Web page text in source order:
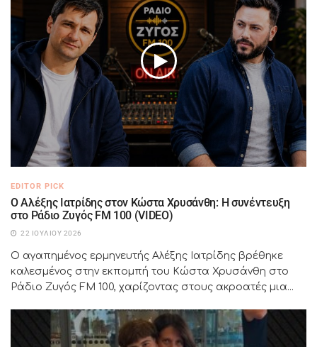
EDITOR PICK
Ο Αλέξης Ιατρίδης στον Κώστα Χρυσάνθη: Η συνέντευξη
στο Ράδιο Ζυγός FM 100 (VIDEO)
22 ΙΟΥΛΊΟΥ 2026
Ο αγαπημένος ερμηνευτής Αλέξης Ιατρίδης βρέθηκε
καλεσμένος στην εκπομπή του Κώστα Χρυσάνθη στο
Ράδιο Ζυγός FM 100, χαρίζοντας στους ακροατές μια...